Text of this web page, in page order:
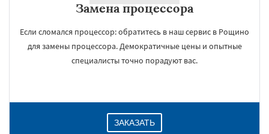
Замена процессора
Если сломался процессор: обратитесь в наш сервис в Рощино
для замены процессора. Демократичные цены и опытные
специалисты точно порадуют вас.
ЗАКАЗАТЬ